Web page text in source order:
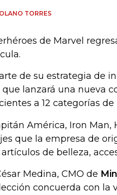
TORRES
de Marvel
de su estrategia de
lanzará una nueva
a 12 categorías de
América, Iron
que la empresa de
artículos de belleza,
Medina, CMO de
concuerda con la